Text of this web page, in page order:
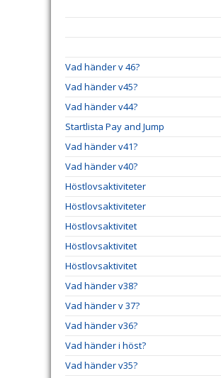
Vad händer v 46?
Vad händer v45?
Vad händer v44?
Startlista Pay and Jump
Vad händer v41?
Vad händer v40?
Höstlovsaktiviteter
Höstlovsaktiviteter
Höstlovsaktivitet
Höstlovsaktivitet
Höstlovsaktivitet
Vad händer v38?
Vad händer v 37?
Vad händer v36?
Vad händer i höst?
Vad händer v35?